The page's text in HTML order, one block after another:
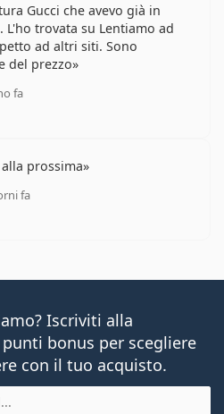
Gucci che avevo già in
L'ho trovata su Lentiamo ad
ad altri siti. Sono
del prezzo
fa
prossima
fa
5 di 5
Iscriviti alla
bonus per scegliere
con il tuo acquisto.